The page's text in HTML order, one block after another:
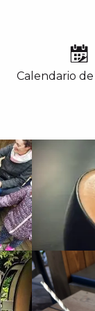
Calendario